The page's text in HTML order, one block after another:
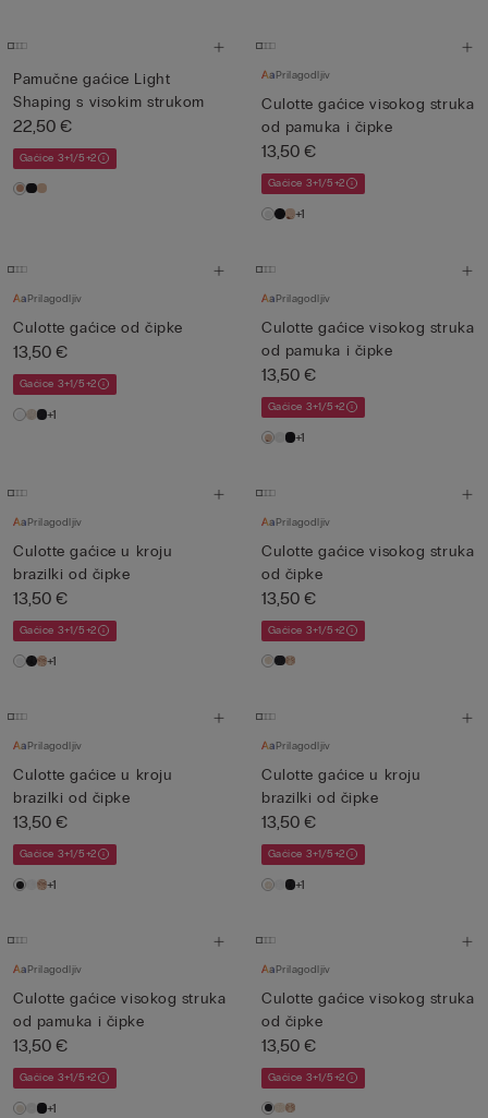
Pamučne gaćice Light
Shaping s visokim strukom
22,50 €
Gaćice 3+1/5+2
Prilagodljiv
Culotte gaćice visokog struka
od pamuka i čipke
13,50 €
Gaćice 3+1/5+2
+1
Prilagodljiv
Culotte gaćice od čipke
13,50 €
Gaćice 3+1/5+2
+1
Prilagodljiv
Culotte gaćice visokog struka
od pamuka i čipke
13,50 €
Gaćice 3+1/5+2
+1
Prilagodljiv
Culotte gaćice u kroju
brazilki od čipke
13,50 €
Gaćice 3+1/5+2
+1
Prilagodljiv
Culotte gaćice visokog struka
od čipke
13,50 €
Gaćice 3+1/5+2
Prilagodljiv
Culotte gaćice u kroju
brazilki od čipke
13,50 €
Gaćice 3+1/5+2
+1
Prilagodljiv
Culotte gaćice u kroju
brazilki od čipke
13,50 €
Gaćice 3+1/5+2
+1
Prilagodljiv
Culotte gaćice visokog struka
od pamuka i čipke
13,50 €
Gaćice 3+1/5+2
+1
Prilagodljiv
Culotte gaćice visokog struka
od čipke
13,50 €
Gaćice 3+1/5+2